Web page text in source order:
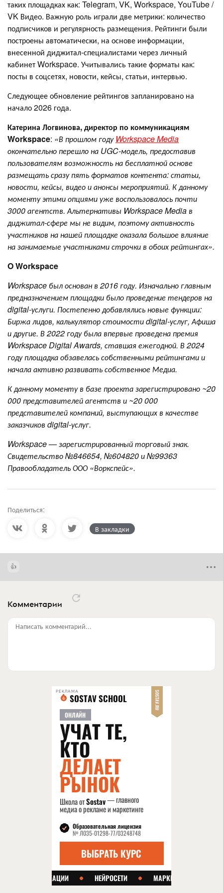
таких площадках как: Telegram, VK, Workspace, YouTube /
VK Видео. Важную роль играли две метрики: количество
подписчиков и регулярность размещения. Рейтинги были
построены автоматически, на основе информации,
внесенной диджитал-специалистами через личный
кабинет Workspace. Учитывались такие форматы как:
посты в соцсетях, новости, кейсы, статьи, интервью.
Следующее обновление рейтингов запланировано на
начало 2026 года.
Катерина Логвинова, директор по коммуникациям
Workspace: «В прошлом году Workspace Media
окончательно перешло на UGC-модель, предоставив
пользователям возможность на бесплатной основе
размещать сразу пять форматов контента: статьи,
новости, кейсы, видео и анонсы мероприятий. К данному
моменту этими опциями уже воспользовалось почти
3000 агентств. Альтернативы Workspace Media в
диджитал-сфере мы не видим, поэтому активность
участников на нашей площадке оказала большое влияние
на занимаемые участниками строчки в обоих рейтингах».
O Workspace
Workspace был основан в 2016 году. Изначально главным
предназначением площадки было проведение тендеров на
digital-услуги. Постепенно добавлялись новые функции:
Биржа лидов, калькулятор стоимости digital-услуг, Афиша
и другие. В 2022 году была впервые проведена премия
Workspace Digital Awards, ставшая ежегодной. В 2024
году площадка обзавелась собственными рейтингами и
начала активно развивать собственное Медиа.
К данному моменту в базе проекта зарегистрировано ~20
000 представителей агентств и ~20 000
представителей компаний, выступающих в качестве
заказчиков digital-услуг.
Workspace — зарегистрированный торговый знак.
Свидетельство №846654, №604820 и №99363
Правообладатель ООО «Воркспейс».
Поделиться:
В закладки
Комментарии
Написать комментарий...
РЕКЛАМА